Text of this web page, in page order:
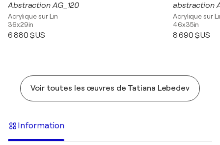
Abstraction AG_120
Acrylique sur Lin
36x29in
6 880 $US
abstraction
Acrylique sur
46x35in
8 690 $US
Voir toutes les œuvres de Tatiana Lebedev
Information